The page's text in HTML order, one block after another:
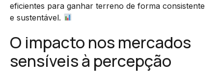
eficientes para ganhar terreno de forma consistente
e sustentável.
O impacto nos mercados
sensíveis à percepção